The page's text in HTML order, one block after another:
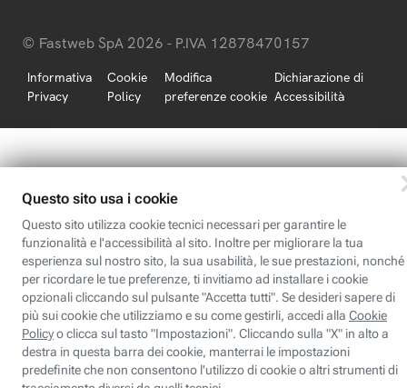
© Fastweb SpA 2026 - P.IVA 12878470157
Informativa
Privacy
Cookie
Policy
Modifica
preferenze cookie
Dichiarazione di
Accessibilità